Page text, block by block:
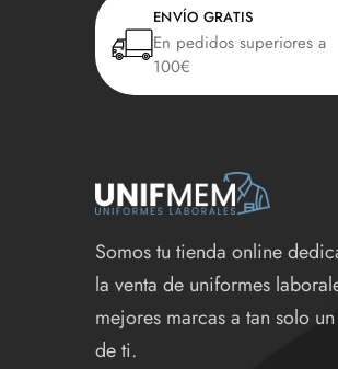
ENVÍO GRATIS
En pedidos superiores a
100€
Somos tu tienda online
la venta de uniformes
mejores marcas a tan solo
de ti.